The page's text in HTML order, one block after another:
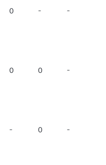
0 - -
0 0 -
- 0 -